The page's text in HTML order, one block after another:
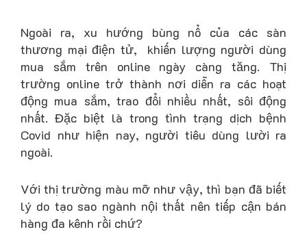
Ngoài ra, xu hướng bùng nổ của các sàn
thương mại điện tử, khiến lượng người dùng
mua sắm trên online ngày càng tăng. Thị
trường online trở thành nơi diễn ra các hoạt
động mua sắm, trao đổi nhiều nhất, sôi động
nhất. Đặc biệt là trong tình trạng dịch bệnh
Covid như hiện nay, người tiêu dùng lười ra
ngoài.
Với thị trường màu mỡ như vậy, thì bạn đã biết
lý do tạo sao ngành nội thất nên tiếp cận bán
hàng đa kênh rồi chứ?